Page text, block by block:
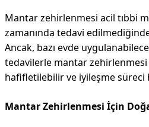
Mantar zehirlenmesi acil tıbbi
zamanında tedavi
Ancak, bazı evde
tedavilerle mantar zehirlenmesi
hafifletilebilir ve iyileşme süreci
Mantar Zehirlenmesi İçin